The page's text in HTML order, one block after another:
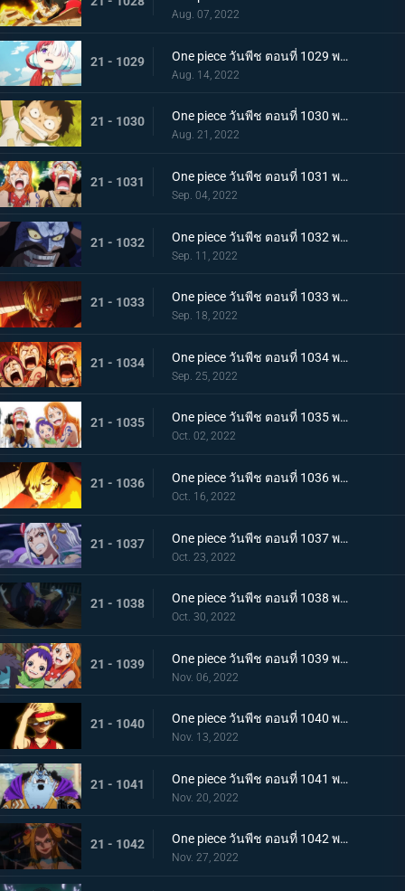
Aug. 07, 2022
21 - 1029 One piece วันพีช ตอนที่ 1029 พากย์ไทย ความทรงจำลางเลือน ลูฟี่กับอูตะลูกสาวของผมแดง
Aug. 14, 2022
21 - 1030 One piece วันพีช ตอนที่ 1030 พากย์ไทย คำสาบานต่อยุคสมัยใหม่! ลูฟี่กับอูตะ
Aug. 21, 2022
21 - 1031 One piece วันพีช ตอนที่ 1031 พากย์ไทย นามิตะโกนสุดเสียง เดธเรซแบบจนตรอก
Sep. 04, 2022
21 - 1032 One piece วันพีช ตอนที่ 1032 พากย์ไทย รุ่งอรุณของแคว้นวะ ทุกด้านประจันหน้าสุดเดือด
Sep. 11, 2022
21 - 1033 One piece วันพีช ตอนที่ 1033 พากย์ไทย ชี้ขาด หมัดราชันย์เร่งความเร็วของลูฟี่
Sep. 18, 2022
21 - 1034 One piece วันพีช ตอนที่ 1034 พากย์ไทย ลูฟี่พ่ายแพ้! กลุ่มหมวกฟางตกที่นั่งลำบาก
Sep. 25, 2022
21 - 1035 One piece วันพีช ตอนที่ 1035 พากย์ไทย ร้อยอสูรเหยียบย่ำ สิ้นสมัยตระกูลโคสึกิ
Oct. 02, 2022
21 - 1036 One piece วันพีช ตอนที่ 1036 พากย์ไทย ต่อต้านคืนมืดมิด โชกุนใหญ่แคว้นวะกู่ก้อง
Oct. 16, 2022
21 - 1037 One piece วันพีช ตอนที่ 1037 พากย์ไทย เชื่อในลูฟี่สิ! พันธมิตรเปิดฉากโต้กลับ
Oct. 23, 2022
21 - 1038 One piece วันพีช ตอนที่ 1038 พากย์ไทย ท่าไม้ตายของนามิ! ศึกเสี่ยงตายของโอทามะ
Oct. 30, 2022
21 - 1039 One piece วันพีช ตอนที่ 1039 พากย์ไทย พวกพ้องเพิ่มพรวด กลุ่มหมวกฟางโต้กลับ
Nov. 06, 2022
21 - 1040 One piece วันพีช ตอนที่ 1040 พากย์ไทย ความภาคภูมิใจของนายท้าย จินเบเดือดจัด!
Nov. 13, 2022
21 - 1041 One piece วันพีช ตอนที่ 1041 พากย์ไทย ยอดศึกตัดสินสัตว์ประหลาด! ยามาโตะกับแฟรงกี้
Nov. 20, 2022
21 - 1042 One piece วันพีช ตอนที่ 1042 พากย์ไทย กับดักของผู้ล่า การยั่วยวนของแบล็คมาเรีย
Nov. 27, 2022